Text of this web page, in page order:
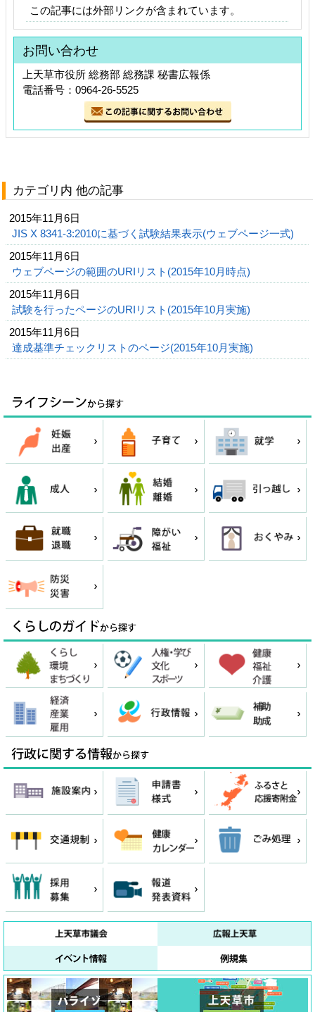
この記事には外部リンクが含まれています。
お問い合わせ
上天草市役所 総務部 総務課 秘書広報係
電話番号：0964-26-5525
カテゴリ内 他の記事
2015年11月6日
JIS X 8341-3:2010に基づく試験結果表示(ウェブページ一式)
2015年11月6日
ウェブページの範囲のURIリスト(2015年10月時点)
2015年11月6日
試験を行ったページのURIリスト(2015年10月実施)
2015年11月6日
達成基準チェックリストのページ(2015年10月実施)